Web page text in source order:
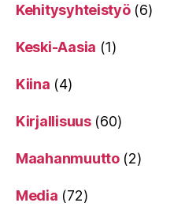
Kehitysyhteistyö(6)
Keski-Aasia (1)
Kiina (4)
Kirjallisuus(60)
Maahanmuutto(2)
Media (72)